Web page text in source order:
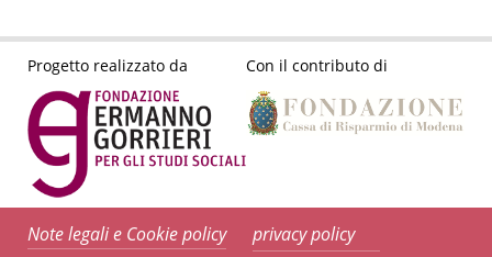
Progetto realizzato da Con il contributo di
Note legali e Cookie policy privacy policy